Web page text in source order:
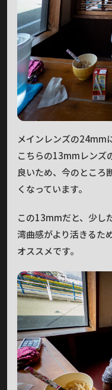
メインレンズの24mm
こちらの13mmレンズ
良いため、今のところ
くなっています。
この13mmだと、少し
湾曲感がより活きるた
オススメです。